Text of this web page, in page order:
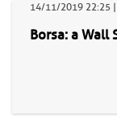
14/11/2019 22:25
Borsa: a Wall